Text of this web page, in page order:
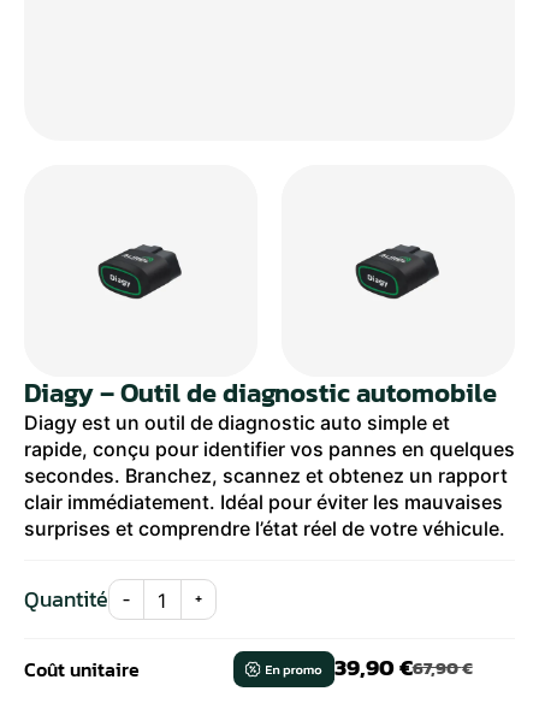
Diagy – Outil de diagnostic automobile
Diagy est un outil de diagnostic auto simple et
rapide, conçu pour identifier vos pannes en quelques
secondes. Branchez, scannez et obtenez un rapport
clair immédiatement. Idéal pour éviter les mauvaises
surprises et comprendre l’état réel de votre véhicule.
Quantité - +
Coût unitaire 67,90€
39,90€